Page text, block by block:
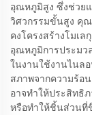
อุณหภูมิสูง ซึ่งช่วย
วิศวกรรมขั้นสูง คุ
คงโครงสร้างโมเ
อุณหภูมิการประมว
ในงานใช้งานไนล
สภาพจากความร้อ
อาจทำให้ประสิทธิ
หรือทำให้ชิ้นส่วนที่